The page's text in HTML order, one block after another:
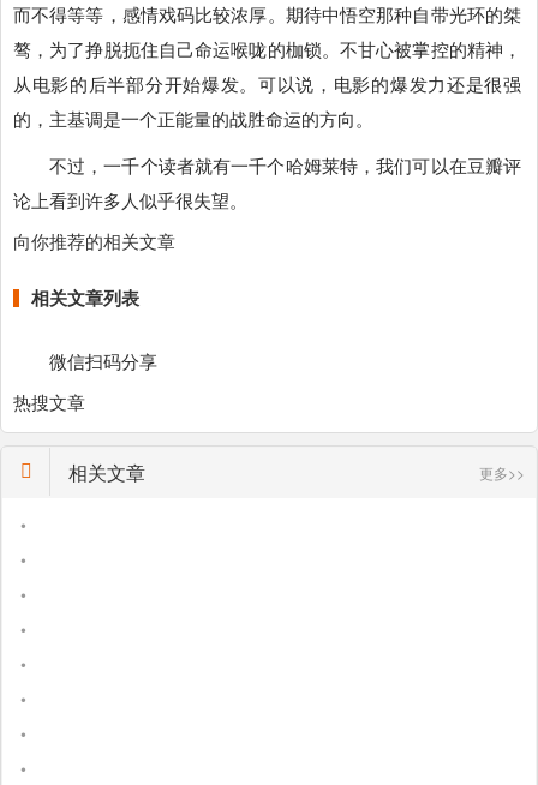
而不得等等，感情戏码比较浓厚。期待中悟空那种自带光环的桀
骜，为了挣脱扼住自己命运喉咙的枷锁。不甘心被掌控的精神，
从电影的后半部分开始爆发。可以说，电影的爆发力还是很强
的，主基调是一个正能量的战胜命运的方向。
不过，一千个读者就有一千个哈姆莱特，我们可以在豆瓣评
论上看到许多人似乎很失望。
向你推荐的相关文章
相关文章列表
微信扫码分享
热搜文章
相关文章 更多>>
•
•
•
•
•
•
•
•